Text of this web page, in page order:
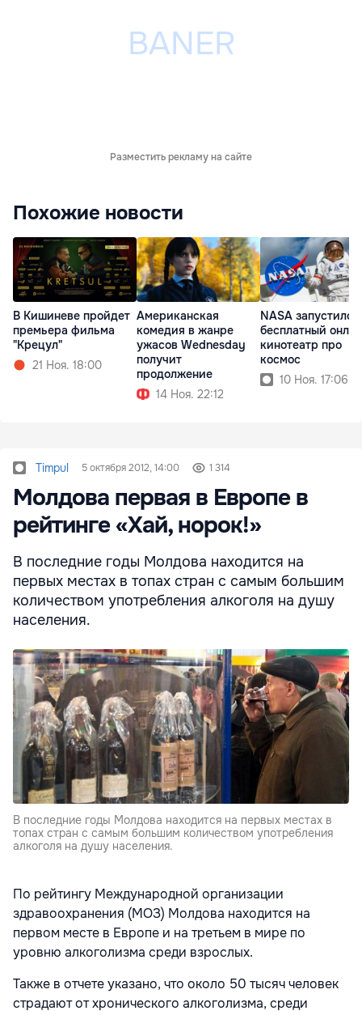
Разместить рекламу на сайте
Похожие новости
В Кишиневе пройдет
премьера фильма
"Крецул"
21 Ноя. 18:00
Американская
комедия в жанре
ужасов Wednesday
получит
продолжение
14 Ноя. 22:12
NASA запустило
бесплатный
кинотеатр про
космос
10 Ноя. 17:06
Timpul 5 октября 2012, 14:00 1 314
Молдова первая в Европе в
рейтинге «Хай, норок!»
В последние годы Молдова находится на
первых местах в топах стран с самым большим
количеством употребления алкоголя на душу
населения.
В последние годы Молдова находится на первых местах в
топах стран с самым большим количеством употребления
алкоголя на душу населения.
По рейтингу Международной организации
здравоохранения (МОЗ) Молдова находится на
первом месте в Европе и на третьем в мире по
уровню алкоголизма среди взрослых.
Также в отчете указано, что около 50 тысяч человек
страдают от хронического алкоголизма, среди